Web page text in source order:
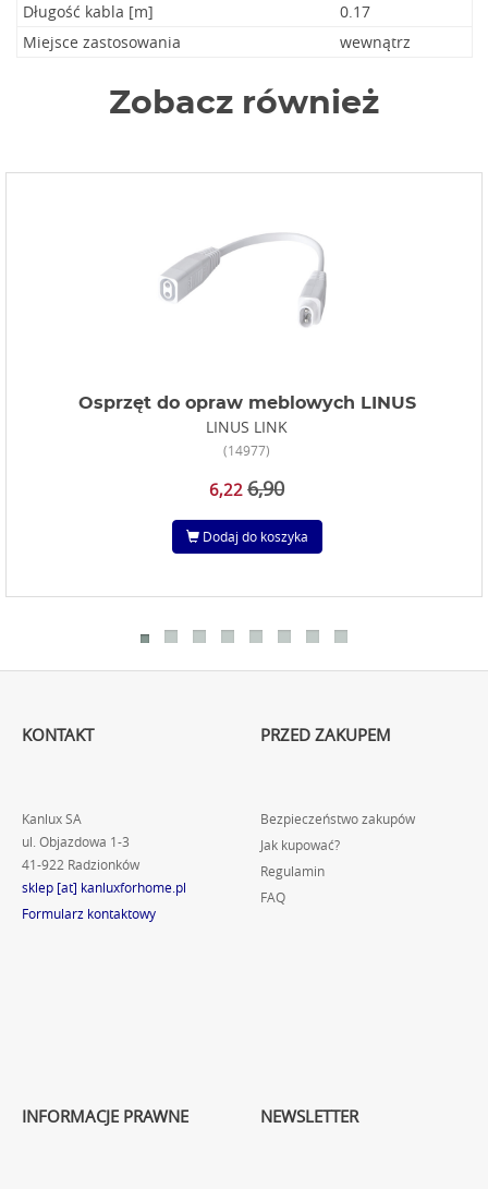
Długość kabla [m]
0.17
Miejsce zastosowania
wewnątrz
Zobacz również
Osprzęt do opraw meblowych LINUS
LINUS LINK
(14977)
6,22 6,90
Dodaj do koszyka
KONTAKT
Kanlux SA
ul. Objazdowa 1-3
41-922 Radzionków
sklep [at] kanluxforhome.pl
Formularz kontaktowy
PRZED ZAKUPEM
Bezpieczeństwo zakupów
Jak kupować?
Regulamin
FAQ
INFORMACJE PRAWNE NEWSLETTER